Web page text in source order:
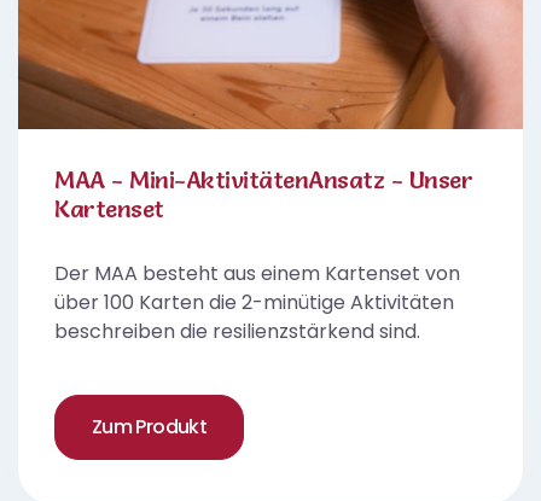
MAA - Mini-AktivitätenAnsatz - Unser
Kartenset
Der MAA besteht aus einem Kartenset von
über 100 Karten die 2-minütige Aktivitäten
beschreiben die resilienzstärkend sind.
Zum Produkt